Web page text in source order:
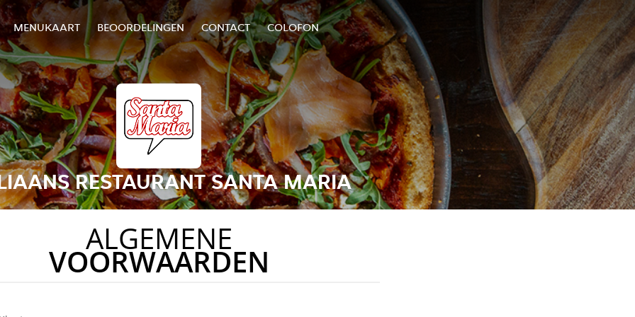
MENUKAART BEOORDELINGEN CONTACT COLOFON
RESTAURANT SANTA MARIA
ALGEMENE
VOORWAARDEN